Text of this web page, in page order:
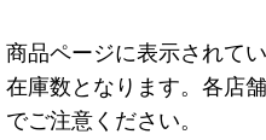
商品ページに表示されて
在庫数となります。各店
でご注意ください。